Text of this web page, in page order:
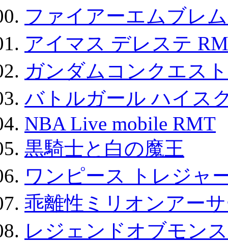
ファイアーエムブレ
アイマス デレステ
ガンダムコンクエスト
バトルガール ハイス
NBA Live mobile RMT
黒騎士と白の魔王
ワンピース トレジャ
乖離性ミリオンアー
レジェンドオブモン